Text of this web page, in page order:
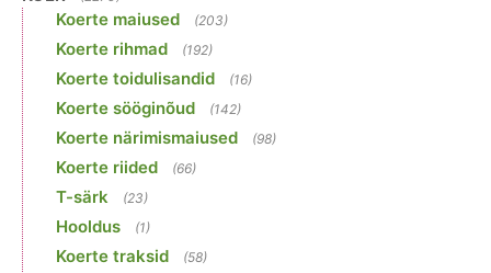
Koerte maiused (203)
Koerte rihmad (192)
Koerte toidulisandid (16)
Koerte sööginõud (142)
Koerte närimismaiused (98)
Koerte riided (66)
T-särk (23)
Hooldus (1)
Koerte traksid (58)